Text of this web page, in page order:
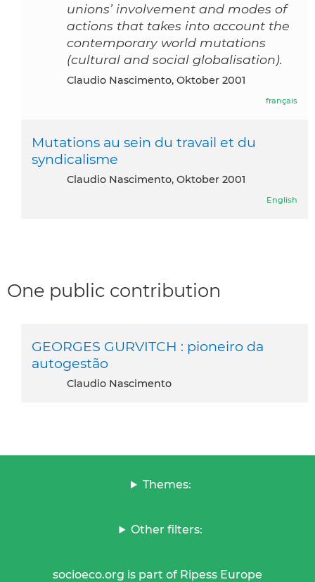
unions’ involvement and modes of
actions that takes into account the
contemporary world mutations
(cultural and social globalisation).
Claudio Nascimento, Oktober 2001
français
Mutations au sein du travail et du
syndicalisme
Claudio Nascimento, Oktober 2001
English
One public contribution
GEORGES GURVITCH : pioneiro da
autogestão
Claudio Nascimento
Themes:
Other filters:
socioeco.org is part of Ripess Europe